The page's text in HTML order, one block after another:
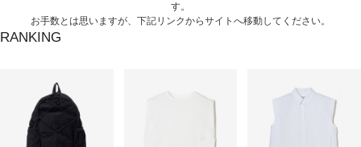
す。
お手数とは思いますが、下記リンクからサイトへ移動してください。
RANKING